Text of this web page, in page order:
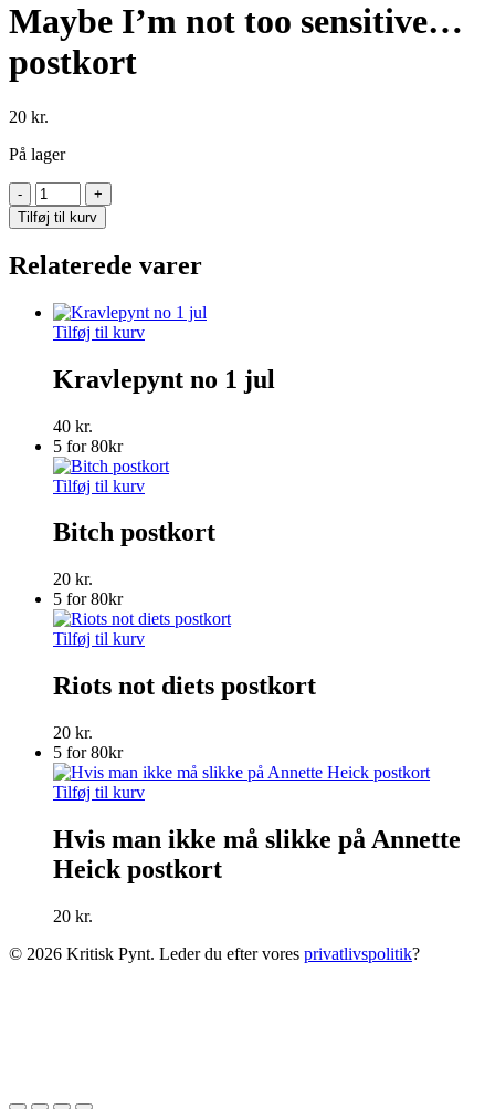
Maybe I’m not too sensitive…
postkort
20 kr.
På lager
Maybe
I’m
not
sensitive…
antal
Tilføj til kurv
Relaterede varer
Tilføj til kurv
Kravlepynt no 1 jul
40 kr.
5 for 80kr
Tilføj til kurv
Bitch postkort
20 kr.
5 for 80kr
Tilføj til kurv
Riots not diets postkort
20 kr.
5 for 80kr
Tilføj til kurv
Hvis man ikke må slikke på Annette
Heick postkort
20 kr.
© 2026 Kritisk Pynt. Leder du efter vores privatlivspolitik?